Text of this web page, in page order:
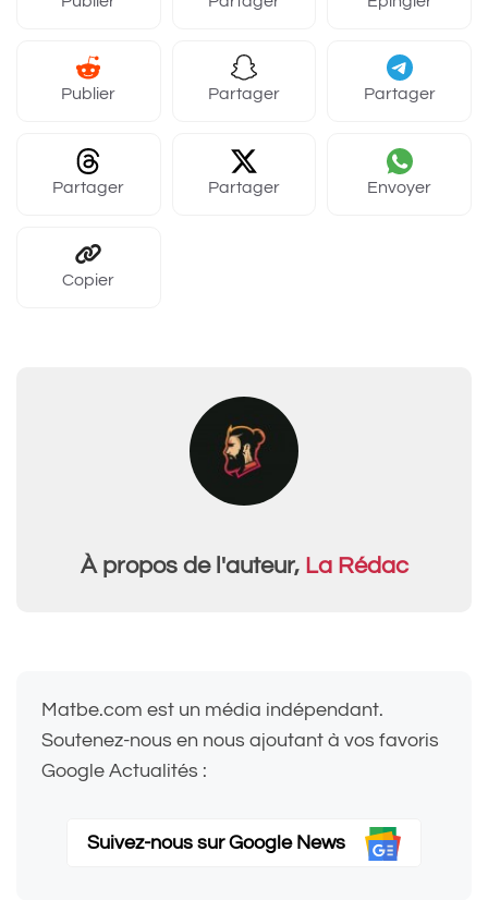
Publier Partager Partager
Partager Partager Envoyer
Copier
À propos de l'auteur, La Rédac
Matbe.com est un média indépendant.
Soutenez-nous en nous ajoutant à vos favoris
Google Actualités :
Suivez-nous sur Google News